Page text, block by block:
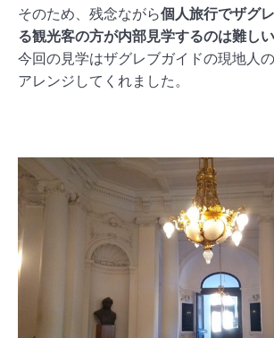
そのため、残念ながら個人旅行でザグ
る観光客の方が内部見学するのは難しい
今回の見学はザグレブガイドの現地人
アレンジしてくれました。